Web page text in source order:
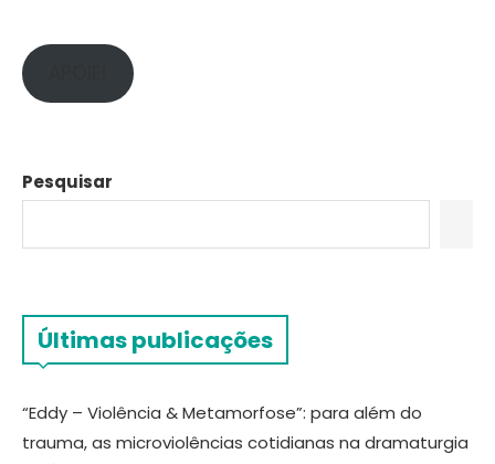
Pesquisar
Últimas publicações
“Eddy – Violência & Metamorfose”: para além do
trauma, as microviolências cotidianas na dramaturgia